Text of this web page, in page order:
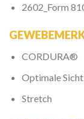
2602_Form
CORDURA®
Optimale
Stretch